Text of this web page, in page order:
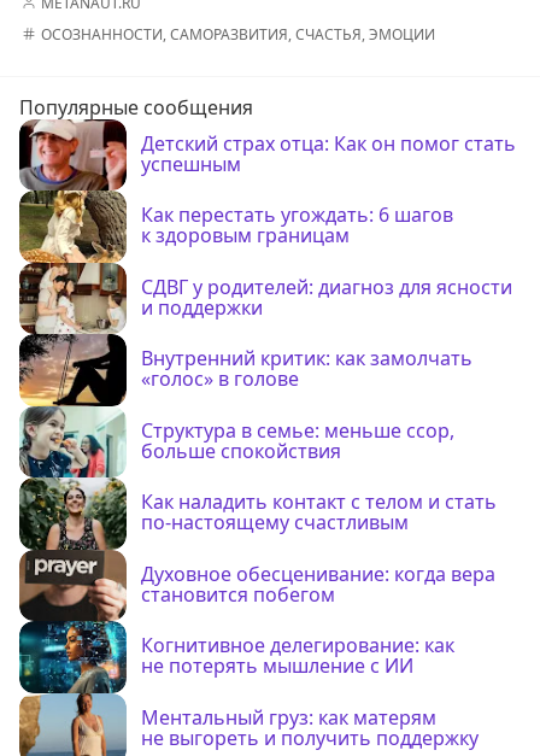
ОСОЗНАННОСТИ,САМОРАЗВИТИЯ,СЧАСТЬЯ,ЭМОЦИИ
Популярные сообщения
Детский страх отца: Как он помог стать
успешным
Как перестать угождать: 6 шагов
к здоровым границам
СДВГ у родителей: диагноз для ясности
и поддержки
Внутренний критик: как замолчать
«голос» в голове
Структура в семье: меньше ссор,
больше спокойствия
Как наладить контакт с телом и стать
по-настоящему счастливым
Духовное обесценивание: когда вера
становится побегом
Когнитивное делегирование: как
не потерять мышление с ИИ
Ментальный груз: как матерям
не выгореть и получить поддержку